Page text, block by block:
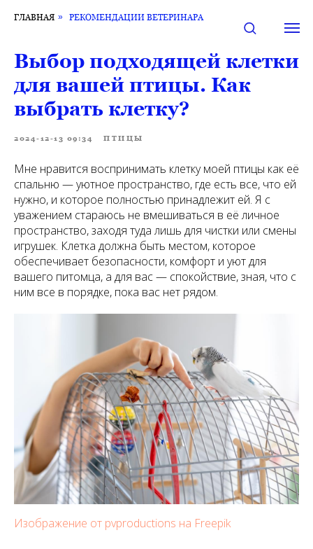
ГЛАВНАЯ » РЕКОМЕНДАЦИИ ВЕТЕРИНАРА
Выбор подходящей клетки
для вашей птицы. Как
выбрать клетку?
2024-12-13 09:34 ПТИЦЫ
Мне нравится воспринимать клетку моей птицы как её
спальню — уютное пространство, где есть все, что ей
нужно, и которое полностью принадлежит ей. Я с
уважением стараюсь не вмешиваться в её личное
пространство, заходя туда лишь для чистки или смены
игрушек. Клетка должна быть местом, которое
обеспечивает безопасности, комфорт и уют для
вашего питомца, а для вас — спокойствие, зная, что с
ним все в порядке, пока вас нет рядом.
Изображение от pvproductions на Freepik